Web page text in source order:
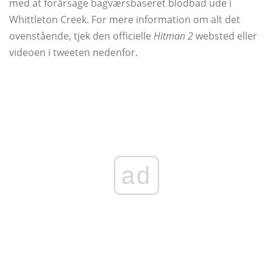
med at forårsage bagværsbaseret blodbad ude i
Whittleton Creek. For mere information om alt det
ovenstående, tjek den officielle Hitman 2websted eller
videoen i tweeten nedenfor.
ad